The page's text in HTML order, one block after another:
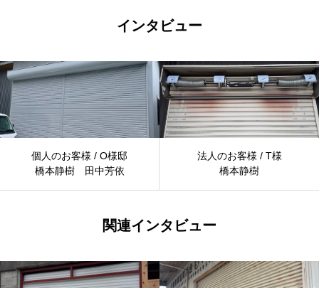
インタビュー
個人のお客様 / O様邸
橋本静樹 田中芳依
法人のお客様 / T様
橋本静樹
関連インタビュー